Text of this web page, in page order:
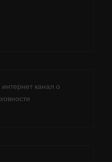
канал о